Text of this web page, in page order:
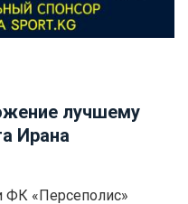
лучшему
Ирана
ФК «Персеполис»